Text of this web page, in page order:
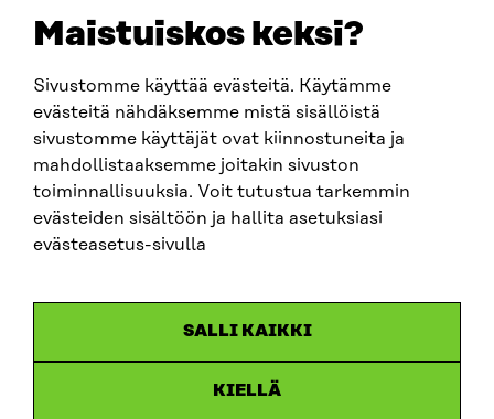
Maistuiskos keksi?
Sivustomme käyttää evästeitä. Käytämme
evästeitä nähdäksemme mistä sisällöistä
sivustomme käyttäjät ovat kiinnostuneita ja
mahdollistaaksemme joitakin sivuston
toiminnallisuuksia. Voit tutustua tarkemmin
evästeiden sisältöön ja hallita asetuksiasi
evästeasetus-sivulla
SALLI KAIKKI
KIELLÄ